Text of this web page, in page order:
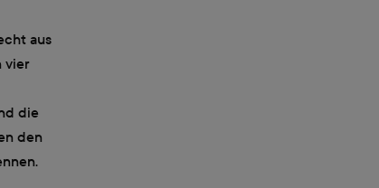
aus
vier
die
den